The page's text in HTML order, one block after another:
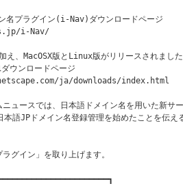
名プラグイン(i-Nav)ダウンロードページ
i-Nav/
え、MacOSX版とLinux版がリリースされました
ウンロードページ
ja/downloads/index.html
ュースでは、日本語ドメイン名を用いた新サ
本語JPドメイン名登録管理を始めたことを伝え
グイン」を取り上げます。